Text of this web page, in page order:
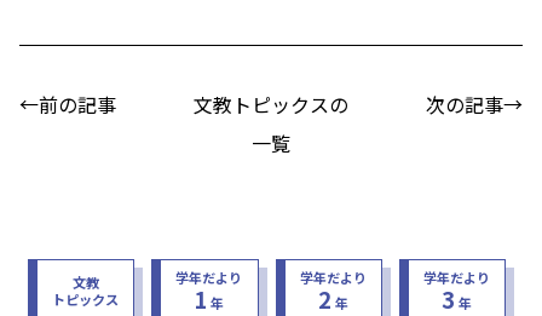
←前の記事
文教トピックスの
一覧
次の記事→
文教
トピックス
学年だより
1 年
学年だより
2 年
学年だより
3 年